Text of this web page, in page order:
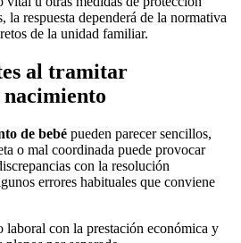
la respuesta dependerá de la normativa
de la unidad familiar.
al tramitar
de bebé pueden parecer sencillos,
o mal coordinada puede provocar
con la resolución
errores habituales que conviene
laboral con la prestación económica y